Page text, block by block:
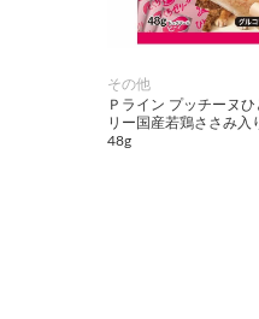
その他
Ｐライン プッチーヌ
リー国産若鶏ささみ入
48g